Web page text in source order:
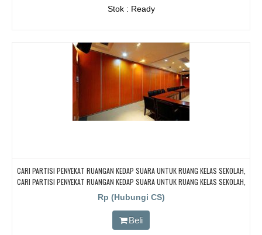
Stok : Ready
CARI PARTISI PENYEKAT RUANGAN KEDAP SUARA UNTUK RUANG KELAS SEKOLAH,
CARI PARTISI PENYEKAT RUANGAN KEDAP SUARA UNTUK RUANG KELAS SEKOLAH,
CARI PARTISI PENYEKAT RUANGAN KEDAP SUARA UNTUK RUANG KELAS SEKOLAH,
CARI PARTISI PENYEKAT RUANGAN KEDAP SUARA UNTUK RUANG KELAS SEKOLAH
Rp (Hubungi CS)
Beli